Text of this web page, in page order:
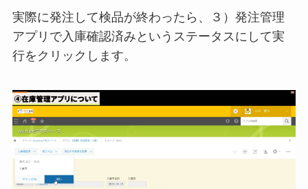
実際に発注して検品が終わったら、３）発注管理
アプリで入庫確認済みというステータスにして実
行をクリックします。